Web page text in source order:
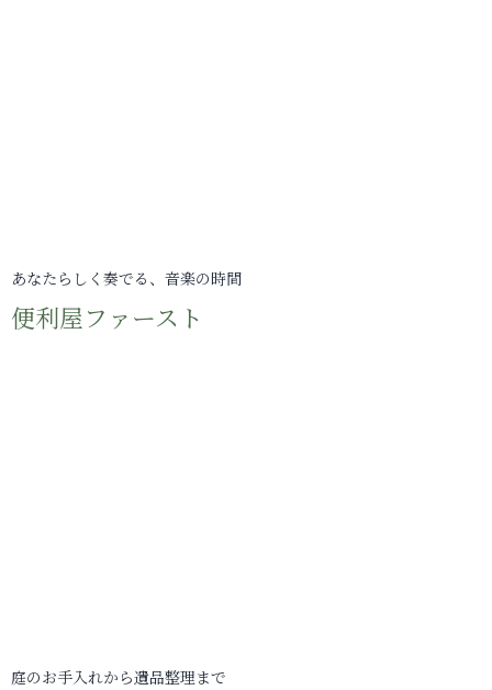
あなたらしく奏でる、音楽の時間
便利屋ファースト
庭のお手入れから遺品整理まで